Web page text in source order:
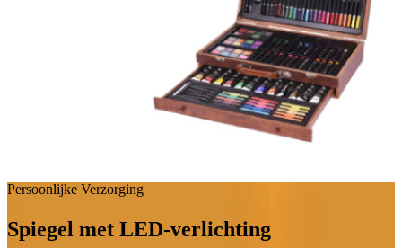
Persoonlijke Verzorging
Spiegel met LED-verlichting